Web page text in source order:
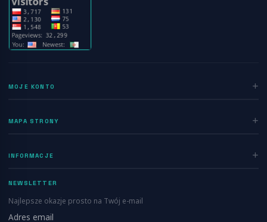
MOJE KONTO
Rejestracja
MAPA STRONY
Ogłoszenia
Dodaj ogłoszenie
Blog
INFORMACJE
Regulamin
Kontakt
NEWSLETTER
Najlepsze okazje prosto na Twój e-mail
Adres email